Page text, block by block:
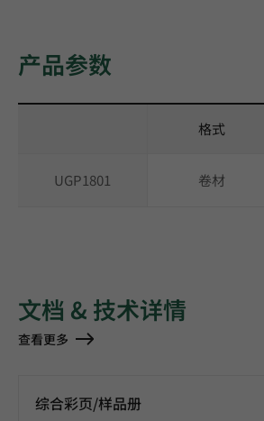
产品参数
格式
UGP1801 卷材
文档 & 技术详情
查看更多
综合彩页/样品册